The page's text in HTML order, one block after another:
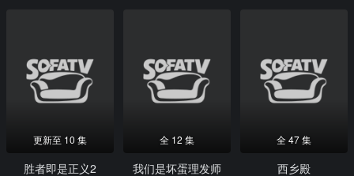
更新至 10 集
胜者即是正义2
全 12 集
我们是坏蛋理发师
全 47 集
西乡殿